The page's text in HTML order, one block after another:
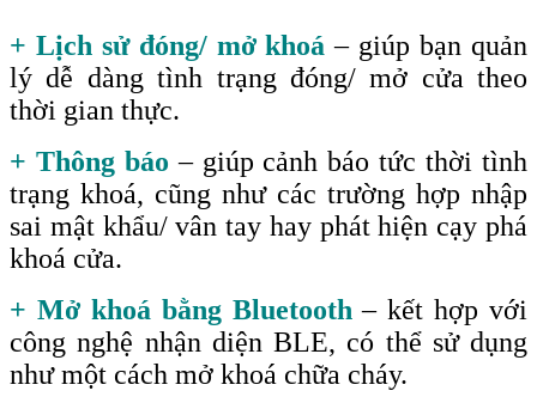
+ Lịch sử đóng/ mở khoá – giúp bạn quản
lý dễ dàng tình trạng đóng/ mở cửa theo
thời gian thực.
+ Thông báo – giúp cảnh báo tức thời tình
trạng khoá, cũng như các trường hợp nhập
sai mật khẩu/ vân tay hay phát hiện cạy phá
khoá cửa.
+ Mở khoá bằng Bluetooth – kết hợp với
công nghệ nhận diện BLE, có thể sử dụng
như một cách mở khoá chữa cháy.